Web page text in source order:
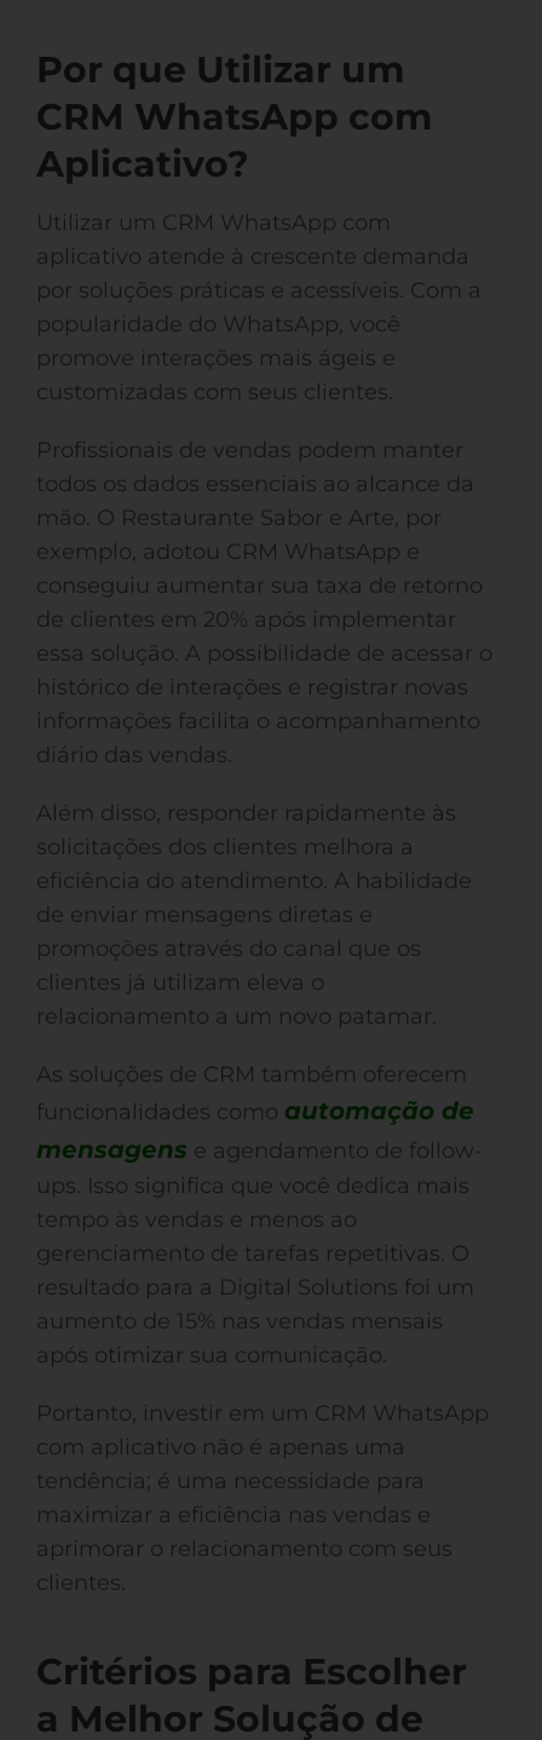
Por que Utilizar um
CRM WhatsApp com
Aplicativo?
Utilizar um CRM WhatsApp com
aplicativo atende à crescente demanda
por soluções práticas e acessíveis. Com a
popularidade do WhatsApp, você
promove interações mais ágeis e
customizadas com seus clientes.
Profissionais de vendas podem manter
todos os dados essenciais ao alcance da
mão. O Restaurante Sabor e Arte, por
exemplo, adotou CRM WhatsApp e
conseguiu aumentar sua taxa de retorno
de clientes em 20% após implementar
essa solução. A possibilidade de acessar o
histórico de interações e registrar novas
informações facilita o acompanhamento
diário das vendas.
Além disso, responder rapidamente às
solicitações dos clientes melhora a
eficiência do atendimento. A habilidade
de enviar mensagens diretas e
promoções através do canal que os
clientes já utilizam eleva o
relacionamento a um novo patamar.
As soluções de CRM também oferecem
funcionalidades como automação de
mensagens e agendamento de follow-
ups. Isso significa que você dedica mais
tempo às vendas e menos ao
gerenciamento de tarefas repetitivas. O
resultado para a Digital Solutions foi um
aumento de 15% nas vendas mensais
após otimizar sua comunicação.
Portanto, investir em um CRM WhatsApp
com aplicativo não é apenas uma
tendência; é uma necessidade para
maximizar a eficiência nas vendas e
aprimorar o relacionamento com seus
clientes.
Critérios para Escolher
a Melhor Solução de